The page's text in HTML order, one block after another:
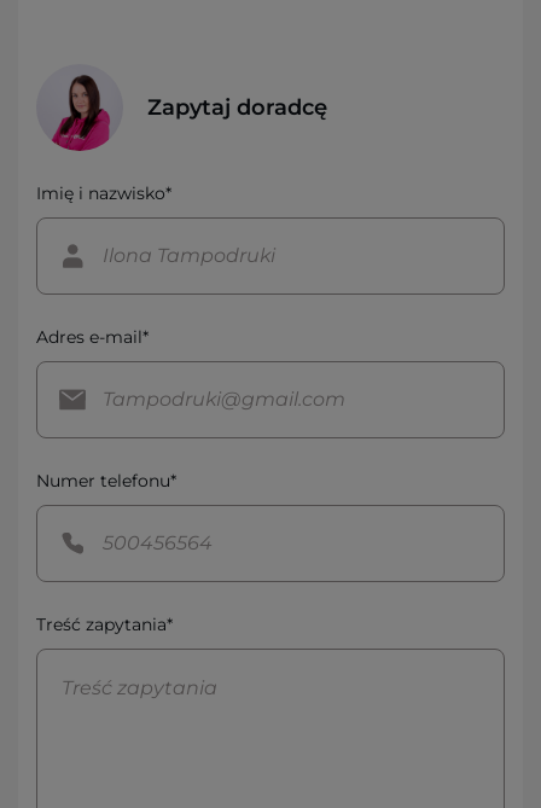
Zapytaj doradcę
Imię i nazwisko*
Adres e-mail*
Numer telefonu*
Treść zapytania*